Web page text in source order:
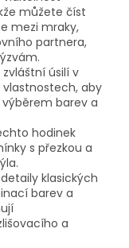
můžete číst
mezi mraky,
partnera,
úsilí v
aby
barev a
hodinek
s přezkou a
klasických
barev a
a